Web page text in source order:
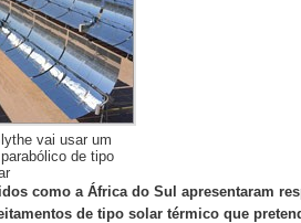
vai usar um
de tipo
como a África do Sul apresentaram
de tipo solar térmico que